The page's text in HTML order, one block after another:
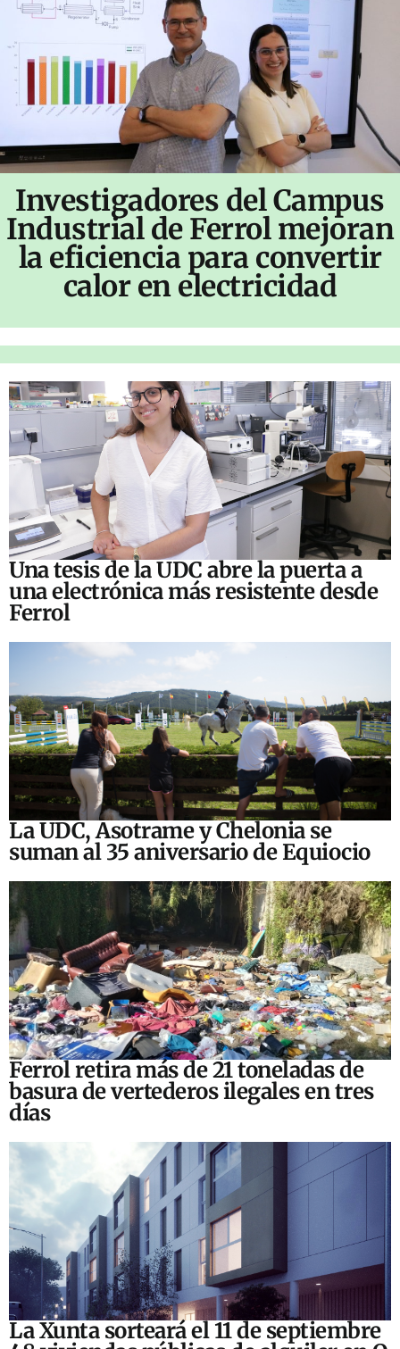
Investigadores del Campus
Industrial de Ferrol mejoran
la eficiencia para convertir
calor en electricidad
Una tesis de la UDC abre la puerta a
una electrónica más resistente desde
Ferrol
La UDC, Asotrame y Chelonia se
suman al 35 aniversario de Equiocio
Ferrol retira más de 21 toneladas de
basura de vertederos ilegales en tres
días
La Xunta sorteará el 11 de septiembre